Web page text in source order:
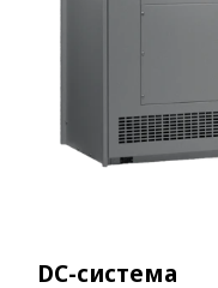
DC-система